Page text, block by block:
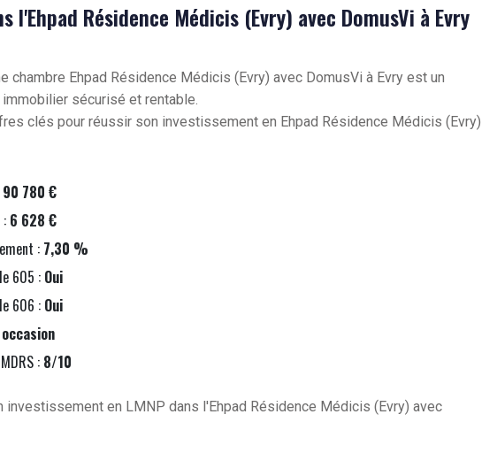
l'Ehpad Résidence Médicis (Evry) avec DomusVi à Evry
chambre Ehpad Résidence Médicis (Evry) avec DomusVi à Evry est un
sécurisé et rentable.
clés pour réussir son investissement en Ehpad Résidence Médicis (Evry)
90 780 €
: 6 628 €
: 7,30 %
605 : Oui
606 : Oui
occasion
: 8/10
investissement en LMNP dans l'Ehpad Résidence Médicis (Evry) avec